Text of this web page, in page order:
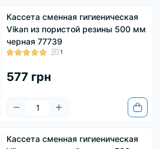
Кассета сменная гигиеническая
Vikan из пористой резины 500 мм
черная 77739
1
577 грн
Кассета сменная гигиеническая